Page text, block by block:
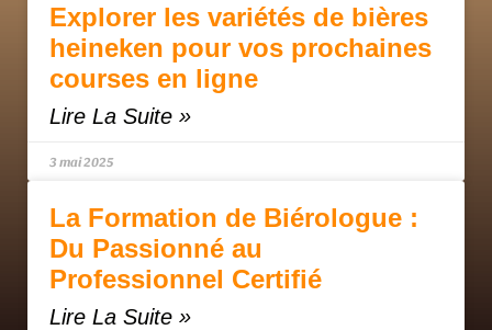
Explorer les variétés de bières
heineken pour vos prochaines
courses en ligne
Lire La Suite »
3 mai 2025
La Formation de Biérologue :
Du Passionné au
Professionnel Certifié
Lire La Suite »